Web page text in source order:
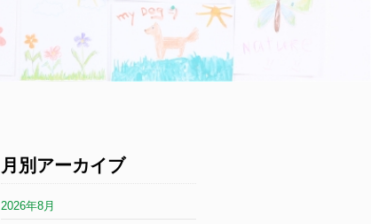
月別アーカイブ
2026年8月